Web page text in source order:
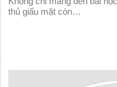
thủ giấu mặt còn…